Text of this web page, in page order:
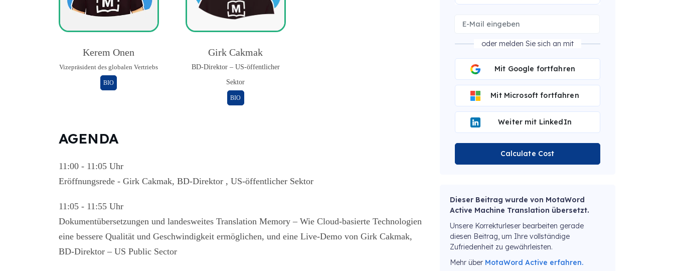
Kerem Onen
Vizepräsident des globalen Vertriebs
BIO
Girk Cakmak
BD-Direktor – US-öffentlicher
Sektor
BIO
AGENDA
11:00 - 11:05 Uhr
Eröffnungsrede -Girk Cakmak, BD-Direktor, US-öffentlicher Sektor
11:05 - 11:55 Uhr
Dokumentübersetzungen und landesweites Translation Memory – Wie Cloud-basierte Technologien
eine bessere Qualität und Geschwindigkeit ermöglichen, und eine Live-Demo vonGirk Cakmak,
BD-Direktor – US Public Sector
oder melden Sie sich an mit
Mit Google fortfahren
Mit Microsoft fortfahren
Weiter mit LinkedIn
Calculate Cost
Dieser Beitrag wurde von MotaWord
Active Machine Translation übersetzt.
Unsere Korrekturleser bearbeiten gerade
diesen Beitrag, um Ihre vollständige
Zufriedenheit zu gewährleisten.
Mehr über MotaWord Active erfahren.